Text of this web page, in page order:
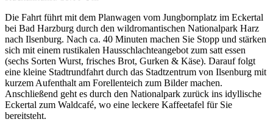
Die Fahrt führt mit dem Planwagen vom Jungbornplatz im Eckertal
bei Bad Harzburg durch den wildromantischen Nationalpark Harz
nach Ilsenburg. Nach ca. 40 Minuten machen Sie Stopp und stärken
sich mit einem rustikalen Hausschlachteangebot zum satt essen
(sechs Sorten Wurst, frisches Brot, Gurken & Käse). Darauf folgt
eine kleine Stadtrundfahrt durch das Stadtzentrum von Ilsenburg mit
kurzem Aufenthalt am Forellenteich zum Bilder machen.
Anschließend geht es durch den Nationalpark zurück ins idyllische
Eckertal zum Waldcafé, wo eine leckere Kaffeetafel für Sie
bereitsteht.